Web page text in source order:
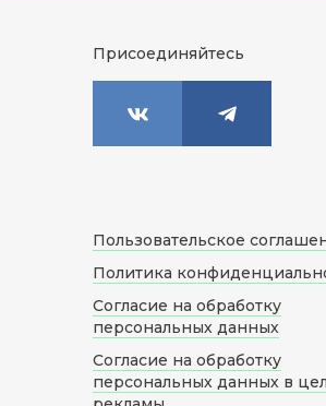
Присоединяйтесь
Пользовательское
Политика
Согласие на обработку
персональных данных
Согласие на обработку
персональных данных в